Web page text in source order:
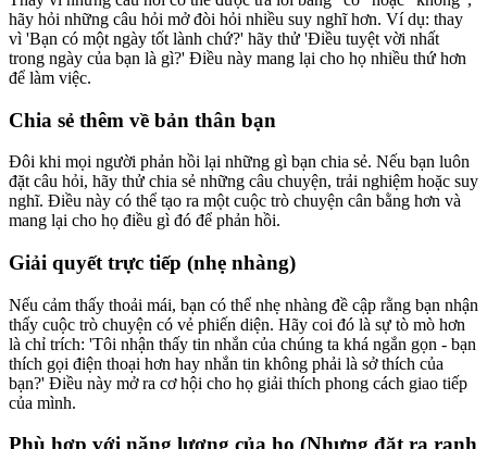
hãy hỏi những câu hỏi mở đòi hỏi nhiều suy nghĩ hơn. Ví dụ: thay
vì 'Bạn có một ngày tốt lành chứ?' hãy thử 'Điều tuyệt vời nhất
trong ngày của bạn là gì?' Điều này mang lại cho họ nhiều thứ hơn
để làm việc.
Chia sẻ thêm về bản thân bạn
Đôi khi mọi người phản hồi lại những gì bạn chia sẻ. Nếu bạn luôn
đặt câu hỏi, hãy thử chia sẻ những câu chuyện, trải nghiệm hoặc suy
nghĩ. Điều này có thể tạo ra một cuộc trò chuyện cân bằng hơn và
mang lại cho họ điều gì đó để phản hồi.
Giải quyết trực tiếp (nhẹ nhàng)
Nếu cảm thấy thoải mái, bạn có thể nhẹ nhàng đề cập rằng bạn nhận
thấy cuộc trò chuyện có vẻ phiến diện. Hãy coi đó là sự tò mò hơn
là chỉ trích: 'Tôi nhận thấy tin nhắn của chúng ta khá ngắn gọn - bạn
thích gọi điện thoại hơn hay nhắn tin không phải là sở thích của
bạn?' Điều này mở ra cơ hội cho họ giải thích phong cách giao tiếp
của mình.